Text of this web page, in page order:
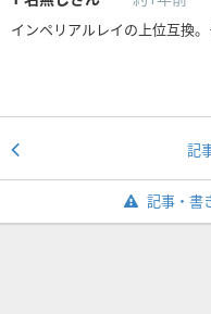
インペリアルレイの上位互換
記
記事・書